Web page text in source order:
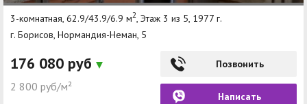
3-комнатная, 62.9/43.9/6.9 м2, Этаж 3 из 5, 1977 г.
г. Борисов, Нормандия-Неман, 5
176 080 руб
2 800 руб/м²
Позвонить
Написать